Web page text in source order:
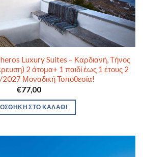
Luxury Suites – Καρδιανή, Τήνος
2 άτομα+ 1 παιδί έως 1 έτους 2
Μοναδική Τοποθεσία!
€77,00
ΣΤΟ ΚΑΛΆΘΙ